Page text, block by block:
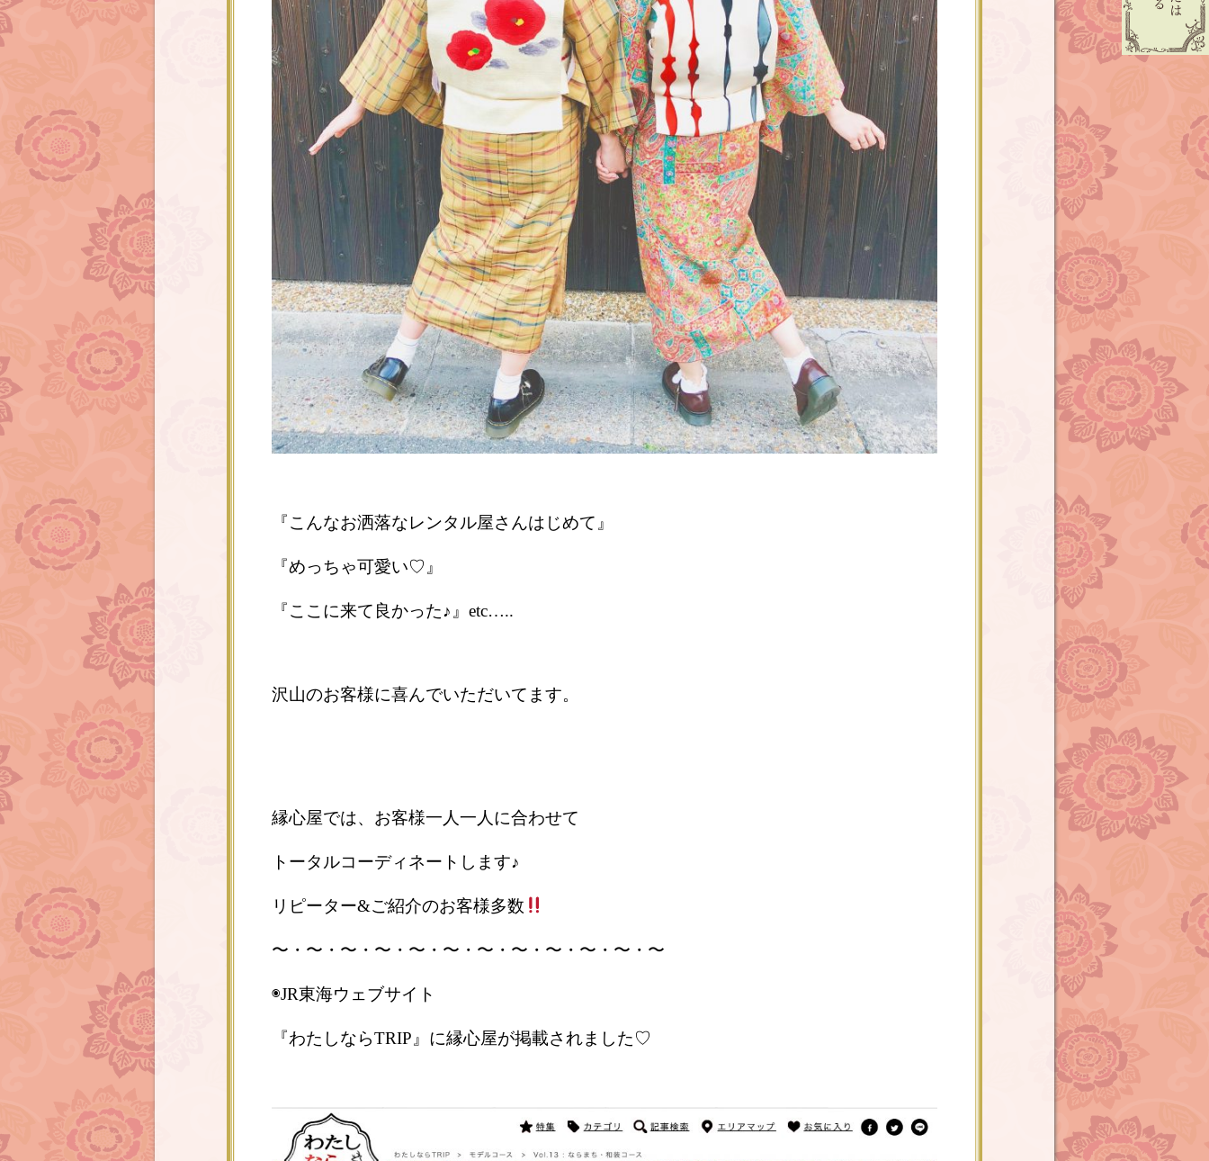
『こんなお洒落なレンタル屋さんはじめて』
『めっちゃ可愛い♡』
『ここに来て良かった♪』etc…..
沢山のお客様に喜んでいただいてます。
縁心屋では、お客様一人一人に合わせて
トータルコーディネートします♪
リピーター&ご紹介のお客様多数
〜・〜・〜・〜・〜・〜・〜・〜・〜・〜・〜・〜
◉JR東海ウェブサイト
『わたしならTRIP』に縁心屋が掲載されました♡